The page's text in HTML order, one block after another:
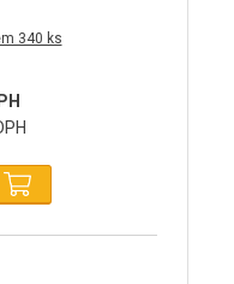
340 ks